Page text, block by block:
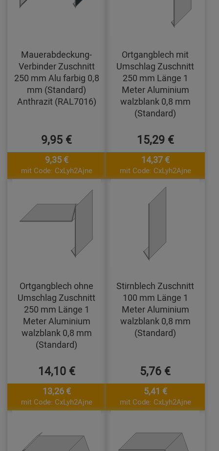
Mauerabdeckung-
Verbinder Zuschnitt
250 mm Alu farbig 0,8
mm (Standard)
Anthrazit (RAL7016)
9,95 €
9,35 €
mit Code: CxLyh2Ajne
Ortgangblech mit
Umschlag Zuschnitt
250 mm Länge 1
Meter Aluminium
walzblank 0,8 mm
(Standard)
15,29 €
14,37 €
mit Code: CxLyh2Ajne
Ortgangblech ohne
Umschlag Zuschnitt
250 mm Länge 1
Meter Aluminium
walzblank 0,8 mm
(Standard)
14,10 €
13,26 €
mit Code: CxLyh2Ajne
Stirnblech Zuschnitt
100 mm Länge 1
Meter Aluminium
walzblank 0,8 mm
(Standard)
5,76 €
5,41 €
mit Code: CxLyh2Ajne